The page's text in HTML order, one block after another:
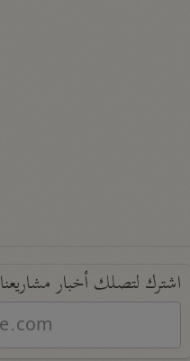
اشترك لتصلك أخبار مشاريعنا